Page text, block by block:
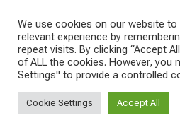
Какие чувства?
We use cookies on our website
relevant experience by
repeat visits. By clicking “Accept
of ALL the cookies. However, you
Settings" to provide a controlled
Cookie Settings Accept All